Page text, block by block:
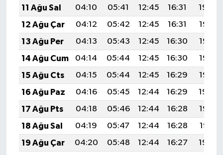
11 Ağu Sal
04:10 05:41 12:45 16:31
19:40
12 Ağu Çar
04:12 05:42 12:45 16:31
19:38
13 Ağu Per
04:13 05:43 12:45 16:30
19:37
14 Ağu Cum
04:14 05:44 12:45 16:30
19:36
15 Ağu Cts
04:15 05:44 12:45 16:29
19:35
16 Ağu Paz
04:16 05:45 12:44 16:29
19:34
17 Ağu Pts
04:18 05:46 12:44 16:28
19:32
18 Ağu Sal
04:19 05:47 12:44 16:28
19:31
19 Ağu Çar
04:20 05:48 12:44 16:27
19:30